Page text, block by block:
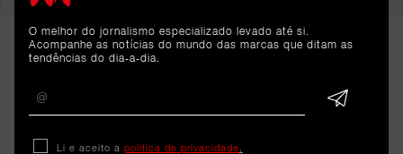
O melhor do jornalismo especializado levado até si.
Acompanhe as notícias do mundo das marcas que ditam as
tendências do dia-a-dia.
Li e aceito a política de privacidade.